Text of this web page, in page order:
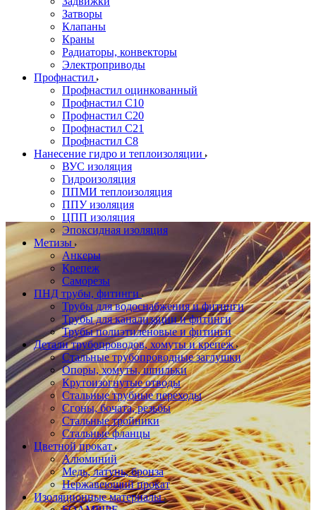
Затворы
Клапаны
Краны
Радиаторы, конвекторы
Электроприводы
Профнастил
Профнастил оцинкованный
Профнастил С10
Профнастил С20
Профнастил С21
Профнастил С8
Нанесение гидро и теплоизоляции
ВУС изоляция
Гидроизоляция
ППМИ теплоизоляция
ППУ изоляция
ЦПП изоляция
Эпоксидная изоляция
Метизы
Анкеры
Крепеж
Саморезы
ПНД трубы, фитинги
Трубы для водоснабжения и фитинги
Трубы для канализации и фитинги
Трубы полиэтиленовые и фитинги
Детали трубопроводов, хомуты и крепеж
Стальные трубопроводные заглушки
Опоры, хомуты, шпильки
Крутоизогнутые отводы
Стальные трубные переходы
Сгоны, бочата, резьбы
Стальные тройники
Стальные фланцы
Цветной прокат
Алюминий
Медь, латунь, бронза
Нержавеющий прокат
Изоляционные материалы